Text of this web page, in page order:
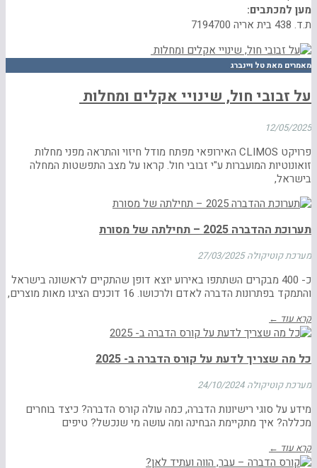
מען למכתבים:
ת.ד. 438 בית אריה 7194700
מאמרים מאת טל ויינברג
על זבובי חול, שינויי אקלים ומחלות
12/05/2025
פרויקט CLIMOS האירופאי מפתח מודל חיזוי והתראה מפני מחלות
זואונוטיות המועברות ע"י זבובי חול. קראו על מצב התפשטות המחלה
בישראל,
תערוכת ההדברה 2025 – תחילתה של מסורת
מערכת קוטיקולה 27/03/2025
כ- 400 מבקרים השתתפו באירוע יוצא דופן שהתקיים לראשונה בישראל
והתמקד בפתרונות הדברה לאדם ולרכושו. 16 דוכנים הציגו מאות מוצרים,
קרא עוד ←
כל מה שצריך לדעת על קורס הדברה ב- 2025
מערכת קוטיקולה 24/10/2024
מידע על סוגי רישיונות הדברה, כמה עולה קורס הדברה? כיצד בוחרים
מכללה? איך מתקיימת הבחינה ומה עושה מי שנכשל? טיפים
קרא עוד ←